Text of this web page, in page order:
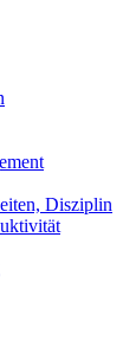
Disziplin